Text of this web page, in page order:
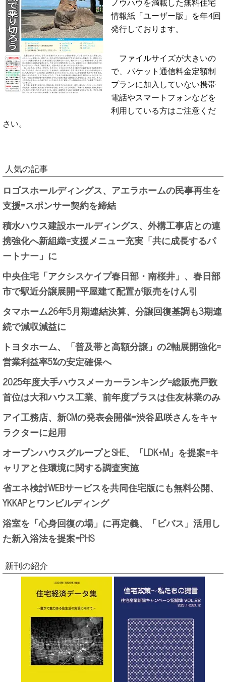
情報紙「ユーザー版」を年4回
発行しております。
ファイルサイズが大きいの
で、パケット通信料金定額制
プランに加入していない携帯
電話やスマートフォンなどを
利用している方はご注意くだ
さい。
人気の記事
ロゴスホールディングス、アエラホームの民事再生を
支援=スポンサー契約を締結
積水ハウス建設ホールディングス、外構工事店との連
携強化へ新組織=支援メニュー充実「共に成長するパ
ートナー」に
中央住宅「アクシスケイプ春日部・南桜井」、春日部
市で駅近分譲展開=平屋建て配置が販売をけん引
タマホーム26年5月期連結決算、分譲回復基調も3期連
続で減収減益に
トヨタホーム、「普及帯と高額分譲」の2軸展開強化=
営業利益率5%の安定確保へ
2025年度大手ハウスメーカーランキング=総販売戸数
首位は大和ハウス工業、前年度プラスは住友林業のみ
アイ工務店、新CMの発表会開催=渋谷凪咲さんをキャ
ラクターに起用
オープンハウスグループとSHE、「LDK+M」を提案=キ
ャリアと住環境に関する調査実施
省エネ検討WEBサービスを共同住宅版にも無料公開、
YKKAPとワンビルディング
浴室を「心身回復の場」に再定義、「ビバス」活用し
た新入浴法を提案=PHS
新刊の紹介